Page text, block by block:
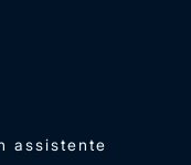
assistente